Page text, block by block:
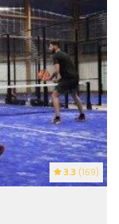
3.3 (169)